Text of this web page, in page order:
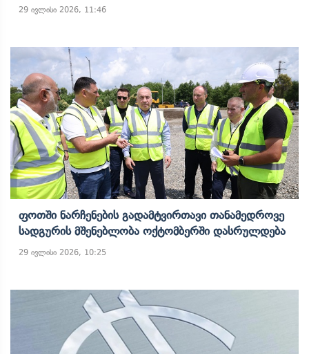
29 ივლისი 2026, 11:46
Ფოთში Ნარჩენების Გადამტვირთავი Თანამედროვე
Სადგურის Მშენებლობა Ოქტომბერში Დასრულდება
29 ივლისი 2026, 10:25